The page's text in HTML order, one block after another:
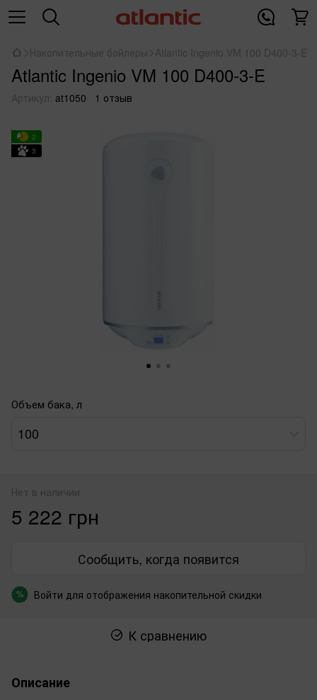
Накопительные бойлеры Atlantic Ingenio VM 100 D400-3-E
Atlantic Ingenio VM 100 D400-3-E
Артикул: at1050 1 отзыв
2
3
Объем бака, л
100
Нет в наличии
5 222 грн
Сообщить, когда появится
% Войти для отображения накопительной скидки
К сравнению
Описание